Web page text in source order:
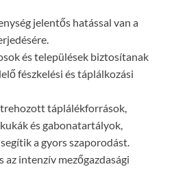
jelentős hatással van a
és települések biztosítanak
fészkelési és táplálkozási
táplálékforrások,
és gabonatartályok,
a gyors szaporodást.
az intenzív mezőgazdasági